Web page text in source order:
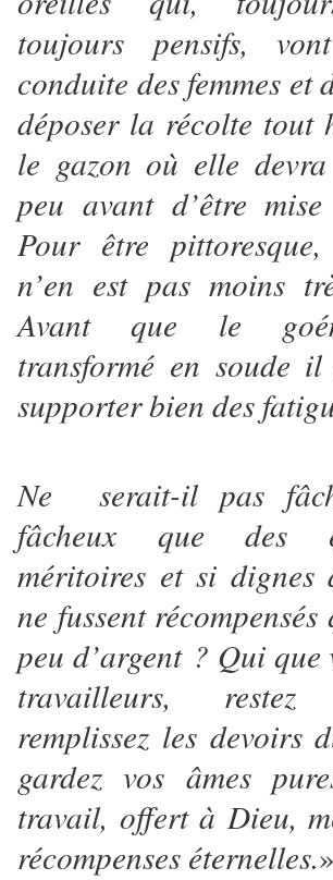
toujours pensifs,
conduite des femmes et
déposer la récolte tout
le gazon où elle
peu avant d’être
Pour être
n’en est pas moins
Avant que le
transformé en soude
supporter bien des
Ne serait-il pas
fâcheux que des
méritoires et si dignes
ne fussent
peu d’argent ? Qui que
travailleurs, restez
remplissez les devoirs
gardez vos âmes
travail, offert à Dieu,
récompenses éternelles.»